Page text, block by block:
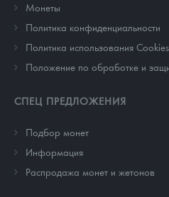
Монеты
Политика конфиденциальности
Политика использования Cookies
Положение по обработке и
СПЕЦ ПРЕДЛОЖЕНИЯ
Подбор монет
Информация
Распродажа монет и жетонов